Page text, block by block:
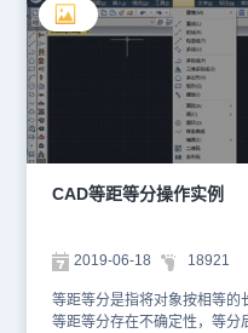
等分的对象，并指定等距的
放置点标记，从离指定对象最
指定对象为闭合多段线，其
果指定对象为圆，CAD定距
角度开始，若捕捉旋转角为
圆。CAD定距等分快捷键是
帮助你快速而准确地完成等
哦！对此感兴趣的设计师朋友
编会在后续的CAD教程文章中
CAD等距等分操作实例
2019-06-18 18921
等距等分是指将对象按相等的
等距等分存在不确定性，等分